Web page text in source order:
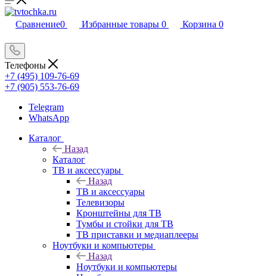
Сравнение0 Избранные товары 0 Корзина 0
Телефоны
+7 (495) 109-76-69
+7 (905) 553-76-69
Telegram
WhatsApp
Каталог
Назад
Каталог
ТВ и аксессуары
Назад
ТВ и аксессуары
Телевизоры
Кронштейны для ТВ
Тумбы и стойки для ТВ
ТВ приставки и медиаплееры
Ноутбуки и компьютеры
Назад
Ноутбуки и компьютеры